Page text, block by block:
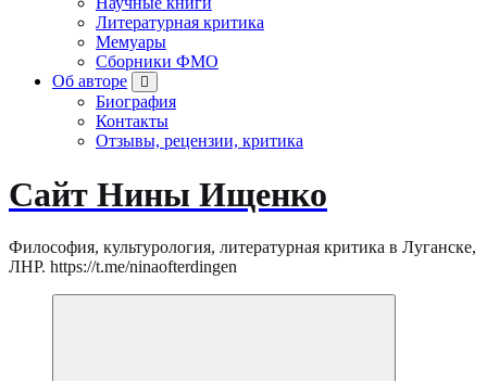
Литературная критика
Мемуары
Сборники ФМО
Об авторе
Биография
Контакты
Отзывы, рецензии, критика
Сайт Нины Ищенко
Философия, культурология, литературная критика в Луганске,
ЛНР. https://t.me/ninaofterdingen